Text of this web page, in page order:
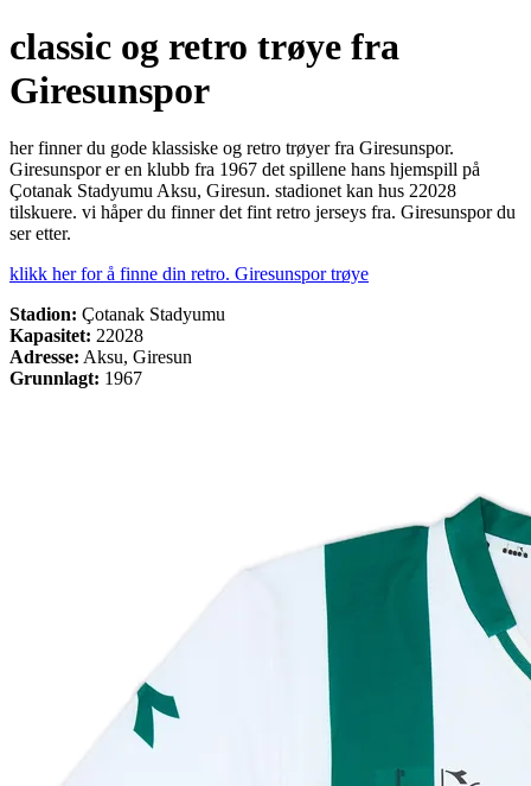
classic og retro trøye fra
Giresunspor
her finner du gode klassiske og retro trøyer fra Giresunspor.
Giresunspor er en klubb fra 1967 det spillene hans hjemspill på
Çotanak Stadyumu Aksu, Giresun. stadionet kan hus 22028
tilskuere. vi håper du finner det fint retro jerseys fra. Giresunspor du
ser etter.
klikk her for å finne din retro. Giresunspor trøye
Stadion: Çotanak Stadyumu
Kapasitet: 22028
Adresse: Aksu, Giresun
Grunnlagt: 1967